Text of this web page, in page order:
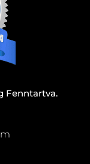
Fenntartva.